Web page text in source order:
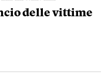
delle vittime